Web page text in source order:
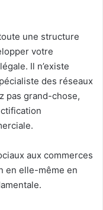
une structure
votre
Il n’existe
des réseaux
pas grand-chose,
aux commerces
en elle-même en